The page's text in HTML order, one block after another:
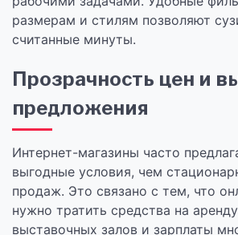
размерам и стилям позволяют
считанные минуты.
Прозрачность цен и
предложения
Интернет-магазины часто
выгодные условия, чем
продаж. Это связано с тем, что
нужно тратить средства на
выставочных залов и зарплаты